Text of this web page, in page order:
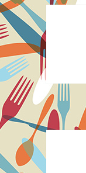
de
Post